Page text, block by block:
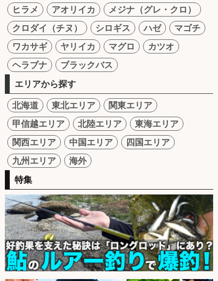
ヒラメ
アオリイカ
メジナ（グレ・クロ）
クロダイ（チヌ）
シロギス ハゼ
マゴチ
ワカサギ
ヤリイカ マグロ
カツオ
ヘラブナ
ブラックバス
エリアから探す
北海道 東北エリア
関東エリア
甲信越エリア
北陸エリア
東海エリア
関西エリア
中国エリア
四国エリア
九州エリア
海外
特集